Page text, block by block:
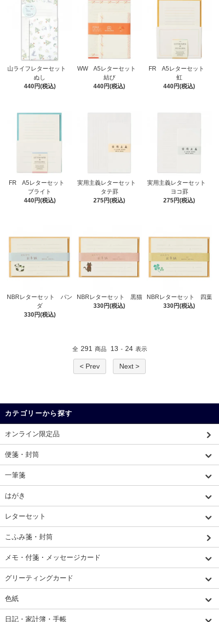
山ライフレターセット
ぬし
440円(税込)
WW A5レターセット
結び
440円(税込)
FR A5レターセット
虹
440円(税込)
FR A5レターセット
ブライト
440円(税込)
実用主義レターセット
タテ罫
275円(税込)
実用主義レターセット
ヨコ罫
275円(税込)
NBRレターセット パン
ダ
330円(税込)
NBRレターセット 黒猫
330円(税込)
NBRレターセット 四葉
330円(税込)
全 291 商品 13 - 24 表示
< Prev Next >
カテゴリーから探す
オンライン限定品
便箋・封筒
一筆箋
はがき
レターセット
こふみ箋・封筒
メモ・付箋・メッセージカード
グリーティングカード
色紙
日記・家計簿・手帳